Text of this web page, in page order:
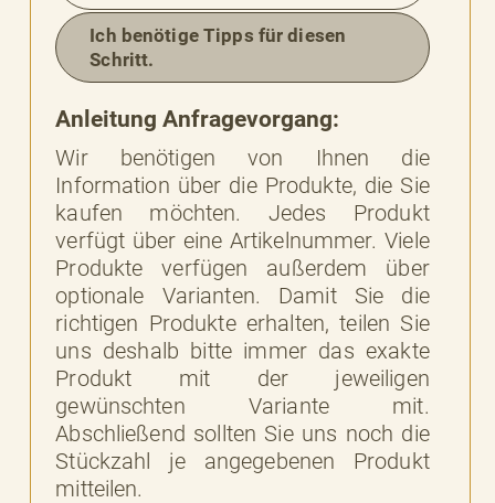
Ich benötige Tipps für diesen
Schritt.
Anleitung Anfragevorgang:
Wir benötigen von Ihnen die
Information über die Produkte, die Sie
kaufen möchten. Jedes Produkt
verfügt über eine Artikelnummer. Viele
Produkte verfügen außerdem über
optionale Varianten. Damit Sie die
richtigen Produkte erhalten, teilen Sie
uns deshalb bitte immer das exakte
Produkt mit der jeweiligen
gewünschten Variante mit.
Abschließend sollten Sie uns noch die
Stückzahl je angegebenen Produkt
mitteilen.